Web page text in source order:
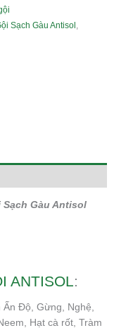
Sạch Gàu Antisol ,
Sạch Gàu Antisol
ANTISOL:
Ấn Độ, Gừng, Nghệ,
Hạt cà rốt, Tràm